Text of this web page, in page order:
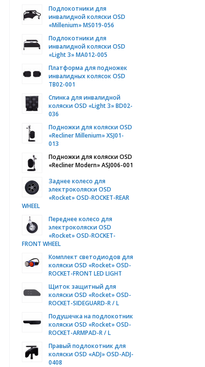
Подлокотники для
инвалидной коляски OSD
«Millenium» MS019-056
Подлокотники для
инвалидной коляски OSD
«Light 3» MA012-005
Платформа для подножек
инвалидных колясок OSD
TB02-001
Спинка для инвалидной
коляски OSD «Light 3» BD02-
036
Подножки для коляски OSD
«Recliner Millenium» XSJ01-
013
Подножки для коляски OSD
«Recliner Modern» ASJ006-001
Заднее колесо для
электроколяски OSD
«Rocket» OSD-ROCKET-REAR
WHEEL
Переднее колесо для
электроколяски OSD
«Rocket» OSD-ROCKET-
FRONT WHEEL
Комплект светодиодов для
коляски OSD «Rocket» OSD-
ROCKET-FRONT LED LIGHT
Щиток защитный для
коляски OSD «Rocket» OSD-
ROCKET-SIDEGUARD-R / L
Подушечка на подлокотник
коляски OSD «Rocket» OSD-
ROCKET-ARMPAD-R / L
Правый подлокотник для
коляски OSD «ADJ» OSD-ADJ-
0408